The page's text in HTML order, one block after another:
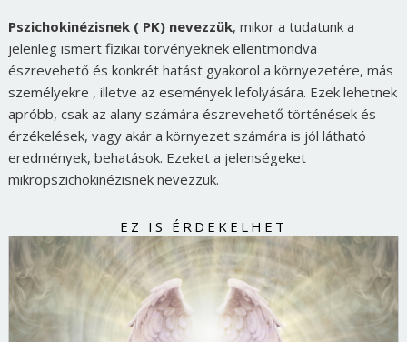
Pszichokinézisnek ( PK) nevezzük, mikor a tudatunk a
jelenleg ismert fizikai törvényeknek ellentmondva
észrevehető és konkrét hatást gyakorol a környezetére, más
személyekre , illetve az események lefolyására. Ezek lehetnek
apróbb, csak az alany számára észrevehető történések és
érzékelések, vagy akár a környezet számára is jól látható
eredmények, behatások. Ezeket a jelenségeket
mikropszichokinézisnek nevezzük.
EZ IS ÉRDEKELHET